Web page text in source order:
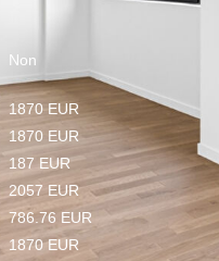
Non
1870 EUR
1870 EUR
187 EUR
2057 EUR
786.76 EUR
1870 EUR